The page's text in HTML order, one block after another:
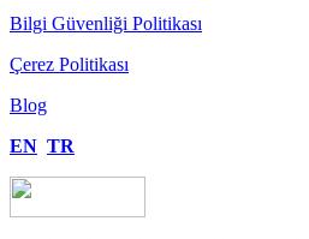
Bilgi Güvenliği Politikası
Çerez Politikası
Blog
EN TR